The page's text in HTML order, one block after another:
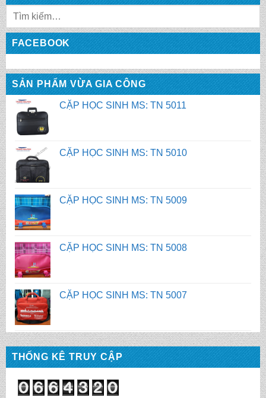
FACEBOOK
SẢN PHẨM VỪA GIA CÔNG
CẶP HỌC SINH MS: TN 5012
CẶP HỌC SINH MS: TN 5011
CẶP HỌC SINH MS: TN 5010
CẶP HỌC SINH MS: TN 5009
CẶP HỌC SINH MS: TN 5008
CẶP HỌC SINH MS: TN 5007
BALO HỌC SINH MS: TN 2058
BALO HỌC SINH MS: TN 2056
BALO HỌC SINH MS: TN 2070
THỐNG KÊ TRUY CẬP